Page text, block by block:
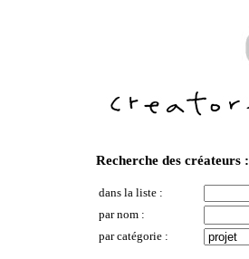
Recherche des créateurs :
dans la liste :
par nom :
par catégorie :